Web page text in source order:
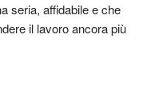
seria, affidabile e che
il lavoro ancora più